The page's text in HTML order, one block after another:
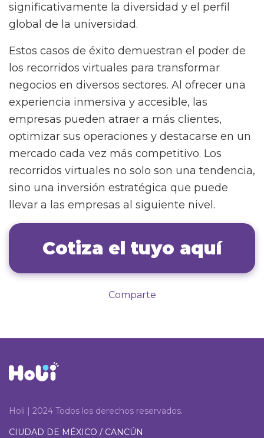
significativamente la diversidad y el perfil
global de la universidad.
Estos casos de éxito demuestran el poder de
los recorridos virtuales para transformar
negocios en diversos sectores. Al ofrecer una
experiencia inmersiva y accesible, las
empresas pueden atraer a más clientes,
optimizar sus operaciones y destacarse en un
mercado cada vez más competitivo. Los
recorridos virtuales no solo son una tendencia,
sino una inversión estratégica que puede
llevar a las empresas al siguiente nivel.
Cotiza el tuyo aquí
Comparte
Holi | 2024 Todos los derechos reservados.
CIUDAD DE MÉXICO / CANCÚN